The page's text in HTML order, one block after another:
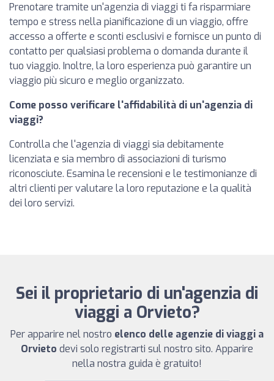
Prenotare tramite un'agenzia di viaggi ti fa risparmiare
tempo e stress nella pianificazione di un viaggio, offre
accesso a offerte e sconti esclusivi e fornisce un punto di
contatto per qualsiasi problema o domanda durante il
tuo viaggio. Inoltre, la loro esperienza può garantire un
viaggio più sicuro e meglio organizzato.
Come posso verificare l'affidabilità di un'agenzia di
viaggi?
Controlla che l'agenzia di viaggi sia debitamente
licenziata e sia membro di associazioni di turismo
riconosciute. Esamina le recensioni e le testimonianze di
altri clienti per valutare la loro reputazione e la qualità
dei loro servizi.
Sei il proprietario di un'agenzia di
viaggi a Orvieto?
Per apparire nel nostro elenco delle agenzie di viaggi a
Orvieto devi solo registrarti sul nostro sito. Apparire
nella nostra guida è gratuito!